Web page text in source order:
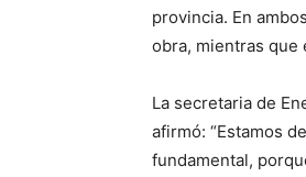
provincia. En
obra, mientras que
La secretaria de
afirmó: “Estamos
fundamental,